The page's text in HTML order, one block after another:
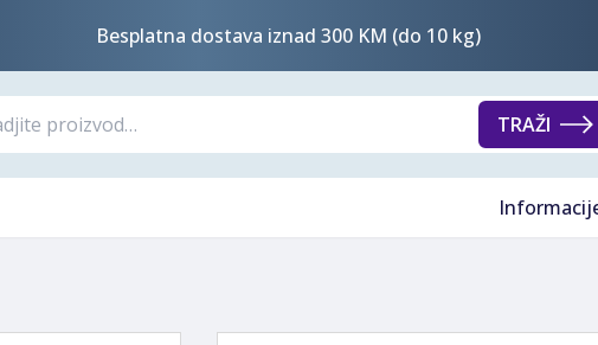
Besplatna dostava iznad 300 KM (do 10 kg)
TRAŽI